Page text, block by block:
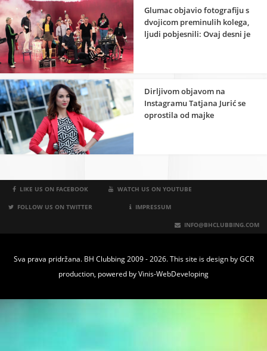
Glumac objavio fotografiju s
dvojicom preminulih kolega,
ljudi pobjesnili: Ovaj desni je
Dirljivom objavom na
Instagramu Tatjana Jurić se
oprostila od majke
LIKE US ON FACEBOOK WATCH US ON YOUTUBE
FOLLOW US ON TWITTER IMPRESSUM
INFO@BHCLUBBING.COM
Sva prava pridržana. BH Clubbing 2009 - 2026. This site is design byGCR
production, powered byVinis-WebDeveloping